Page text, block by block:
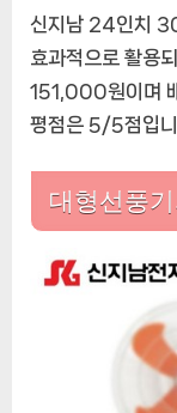
신지남 24인치
효과적으로 활용
151,000원이며
평점은 5/5점입니
대형선풍